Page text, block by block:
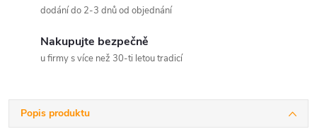
dodání do 2-3 dnů od objednání
Nakupujte bezpečně
u firmy s více než 30-ti letou tradicí
Popis produktu